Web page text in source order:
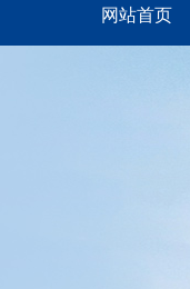
网站首页